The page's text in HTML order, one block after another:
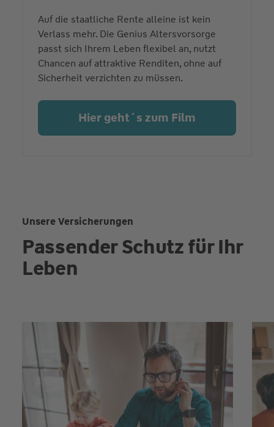
Auf die staatliche Rente alleine ist kein
Verlass mehr. Die Genius Altersvorsorge
passt sich Ihrem Leben flexibel an, nutzt
Chancen auf attraktive Renditen, ohne auf
Sicherheit verzichten zu müssen.
Hier geht´s zum Film
Unsere Versicherungen
Passender Schutz für Ihr
Leben